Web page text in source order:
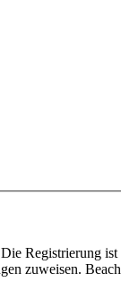
zuweisen.